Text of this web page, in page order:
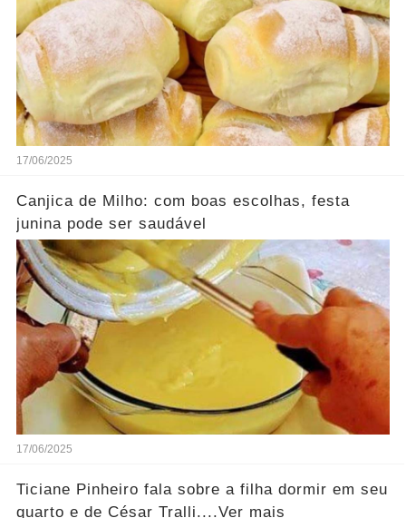
17/06/2025
Canjica de Milho: com boas escolhas, festa
junina pode ser saudável
17/06/2025
Ticiane Pinheiro fala sobre a filha dormir em seu
quarto e de César Tralli....Ver mais